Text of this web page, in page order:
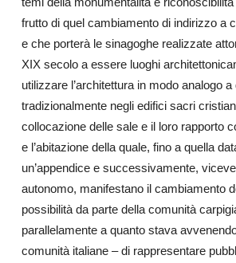
frutto di quel cambiamento di indirizzo a
e che porterà le sinagoghe realizzate
XIX secolo a essere luoghi
utilizzare l’architettura in modo analogo a
tradizionalmente negli edifici sacri
collocazione delle sale e il loro rapporto
e l’abitazione della quale, fino a quella
un’appendice e successivamente,
autonomo, manifestano il cambiamento
possibilità da parte della comunità
parallelamente a quanto stava
comunità italiane – di rappresentare